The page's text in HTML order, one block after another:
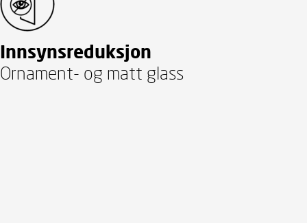
Innsynsreduksjon
Ornament- og matt glass